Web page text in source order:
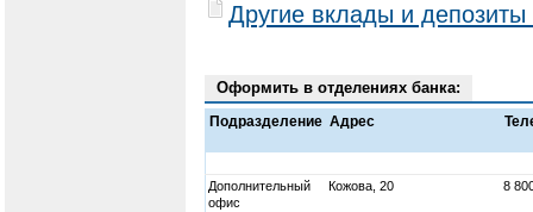
Другие вклады и
Оформить в отделениях банка:
Подразделение Адрес
Дополнительный
офис
Кожова, 20 8